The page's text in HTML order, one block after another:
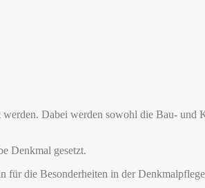
Dabei werden sowohl die Bau- und
Denkmal gesetzt.
die Besonderheiten in der